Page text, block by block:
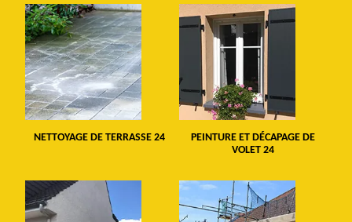
NETTOYAGE DE TERRASSE 24
PEINTURE ET DÉCAPAGE DE
VOLET 24